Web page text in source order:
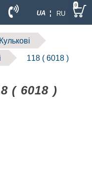
UA ¦ RU
0
Кулькові
118 ( 6018 )
( 6018 )